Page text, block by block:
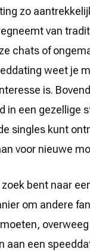
zo
van
chats of
weet je
is.
in een gezellige
singles kunt
voor nieuwe
bent naar
om andere
aan een